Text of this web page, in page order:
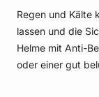
Regen und Kälte
lassen und die
Helme mit Anti-
oder einer gut